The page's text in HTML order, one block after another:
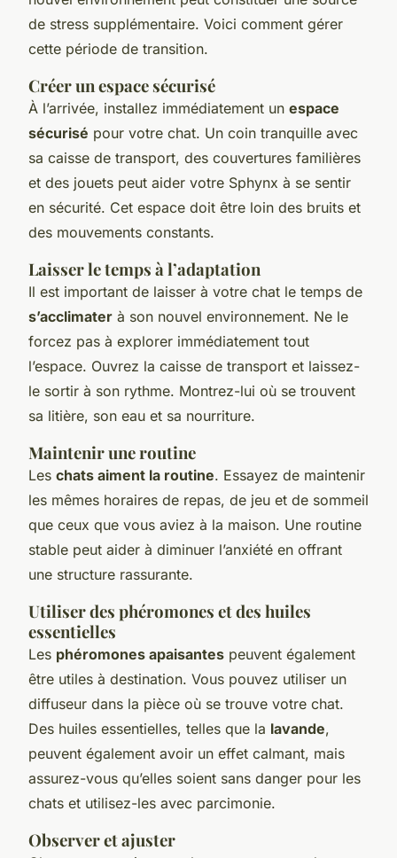
de stress supplémentaire. Voici comment gérer
cette période de transition.
Créer un espace sécurisé
À l’arrivée, installez immédiatement un espace
sécurisé pour votre chat. Un coin tranquille avec
sa caisse de transport, des couvertures familières
et des jouets peut aider votre Sphynx à se sentir
en sécurité. Cet espace doit être loin des bruits et
des mouvements constants.
Laisser le temps à l’adaptation
Il est important de laisser à votre chat le temps de
s’acclimater à son nouvel environnement. Ne le
forcez pas à explorer immédiatement tout
l’espace. Ouvrez la caisse de transport et laissez-
le sortir à son rythme. Montrez-lui où se trouvent
sa litière, son eau et sa nourriture.
Maintenir une routine
Les chats aiment la routine. Essayez de maintenir
les mêmes horaires de repas, de jeu et de sommeil
que ceux que vous aviez à la maison. Une routine
stable peut aider à diminuer l’anxiété en offrant
une structure rassurante.
Utiliser des phéromones et des huiles
essentielles
Les phéromones apaisantes peuvent également
être utiles à destination. Vous pouvez utiliser un
diffuseur dans la pièce où se trouve votre chat.
Des huiles essentielles, telles que la lavande,
peuvent également avoir un effet calmant, mais
assurez-vous qu’elles soient sans danger pour les
chats et utilisez-les avec parcimonie.
Observer et ajuster